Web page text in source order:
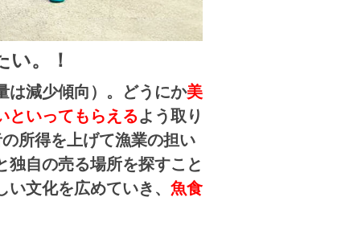
い。！
減少傾向）。 どうにか美
といってもらえるよう取り
所得を上げて漁業の担い
独自の売る場所を探すこと
文化を広めていき、 魚食